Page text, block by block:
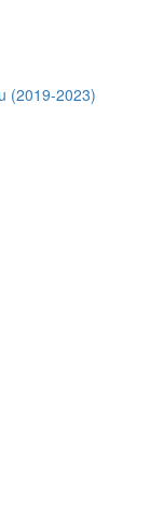
(2019-2023)